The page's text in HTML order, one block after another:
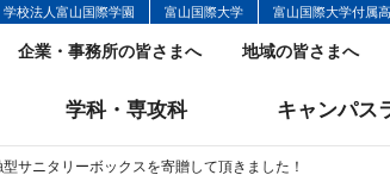
学校法人富山国際学園 富山国際大学 富山国際大学付属
企業・事務所の皆さまへ 地域の皆さまへ
学科・専攻科 キャンパス
サニタリーボックスを寄贈して頂きました！